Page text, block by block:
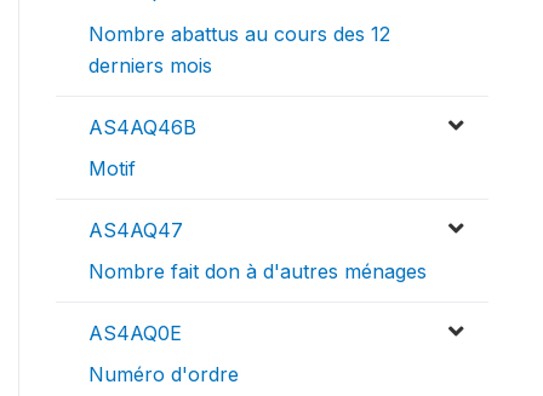
Nombre abattus au cours des 12
derniers mois
AS4AQ46B
Motif
AS4AQ47
Nombre fait don à d'autres ménages
AS4AQ0E
Numéro d'ordre